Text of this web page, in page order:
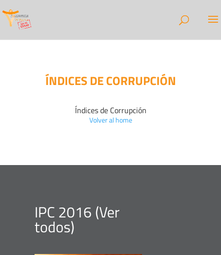
ÍNDICES DE CORRUPCIÓN
Índices de Corrupción
Volver al home
IPC 2016 (Ver
todos)